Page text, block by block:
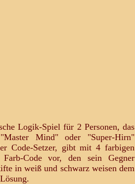
Logik-Spiel für 2 Personen, das
Mind" oder "Super-Hirn"
Code-Setzer, gibt mit 4 farbigen
Farb-Code vor, den sein Gegner
in weiß und schwarz weisen dem